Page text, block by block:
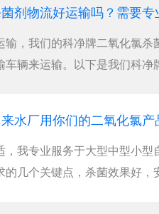
输，我们的科净牌二氧化氯杀
车辆来运输。以下是我们科净
水厂用你们的二氧化氯产
，我专业服务于大型中型小型
的几个关键点，杀菌效果好，